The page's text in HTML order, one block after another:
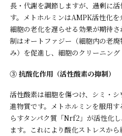
長・代謝を調節しますが、過剰に
す。メトホルミンはAMPK活性化を
細胞の老化を遅らせる効果が期待
制はオートファジー（細胞内の老
み）を促進し、細胞のクリーニング
③ 抗酸化作用（活性酸素の抑制）
活性酸素は細胞を傷つけ、シミ・
進物質です。メトホルミンを服用
らすタンパク質「Nrf2」が活性化
ます。これにより酸化ストレスか